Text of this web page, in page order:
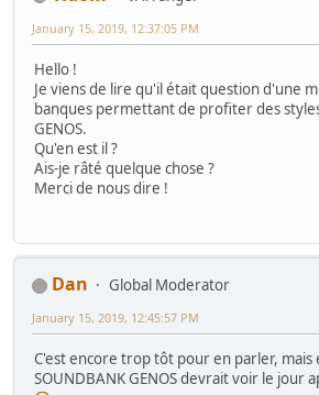
January 15, 2019, 12:37:05 PM
Hello !
Je viens de lire qu'il était question d'une
banques permettant de profiter des
GENOS.
Qu'en est il ?
Ais-je râté quelque chose ?
Merci de nous dire !
Dan
Global Moderator
January 15, 2019, 12:45:57 PM
C'est encore trop tôt pour en parler, mais
SOUNDBANK GENOS devrait voir le jour